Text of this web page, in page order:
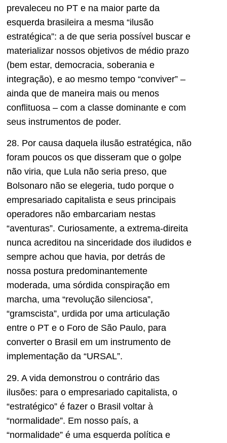
prevaleceu no PT e na maior parte da
esquerda brasileira a mesma “ilusão
estratégica”: a de que seria possível buscar e
materializar nossos objetivos de médio prazo
(bem estar, democracia, soberania e
integração), e ao mesmo tempo “conviver” –
ainda que de maneira mais ou menos
conflituosa – com a classe dominante e com
seus instrumentos de poder.
28. Por causa daquela ilusão estratégica, não
foram poucos os que disseram que o golpe
não viria, que Lula não seria preso, que
Bolsonaro não se elegeria, tudo porque o
empresariado capitalista e seus principais
operadores não embarcariam nestas
“aventuras”. Curiosamente, a extrema-direita
nunca acreditou na sinceridade dos iludidos e
sempre achou que havia, por detrás de
nossa postura predominantemente
moderada, uma sórdida conspiração em
marcha, uma “revolução silenciosa”,
“gramscista”, urdida por uma articulação
entre o PT e o Foro de São Paulo, para
converter o Brasil em um instrumento de
implementação da “URSAL”.
29. A vida demonstrou o contrário das
ilusões: para o empresariado capitalista, o
“estratégico” é fazer o Brasil voltar à
“normalidade”. Em nosso país, a
“normalidade” é uma esquerda política e